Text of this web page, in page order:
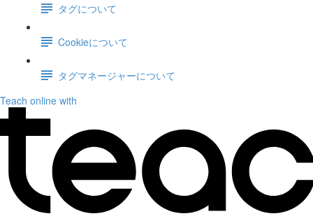
タグについて
Cookieについて
タグマネージャーについて
Teach online with